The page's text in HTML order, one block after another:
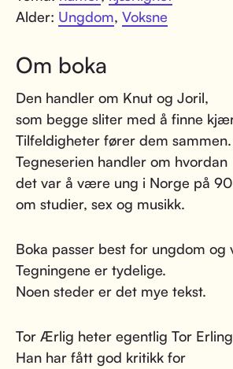
Alder: Ungdom, Voksne
Om boka
Den handler om Knut og Joril,
som begge sliter med å finne
Tilfeldigheter fører dem sammen.
Tegneserien handler om hvordan
det var å være ung i Norge på
om studier, sex og musikk.
Boka passer best for ungdom og
Tegningene er tydelige.
Noen steder er det mye tekst.
Tor Ærlig heter egentlig Tor
Han har fått god kritikk for